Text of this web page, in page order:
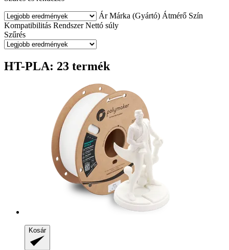
Ár Márka (Gyártó) Átmérő Szín
Kompatibilitás Rendszer Nettó súly
Szűrés
HT-PLA: 23 termék
Kosár